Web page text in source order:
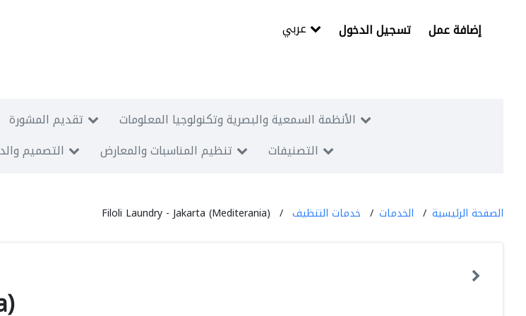
تسجيل الدخول إضافة عمل
تقديم المشورة
الأنظمة السمعية والبصرية وتكنولوجيا المعلومات
التصميم تنظيم المناسبات والمعارض التصنيفات
الصفحة الرئيسية الخدمات خدمات التنظيف Filoli Laundry - Jakarta (Mediterania)